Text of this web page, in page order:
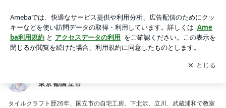
国立市
アプリをダウンロードして ブログの更新通知
を受け取りまし
ょう。
開く
東京都国立市
タイルクラフト歴26年、国立市の自宅工房、下北沢、立川、武蔵浦和で教室